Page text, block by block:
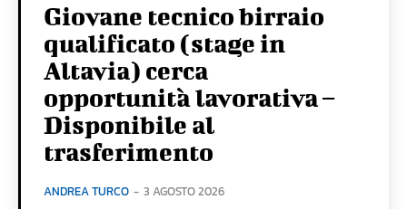
Giovane tecnico birraio
qualificato (stage in
Altavia) cerca
opportunità lavorativa –
Disponibile al
trasferimento
ANDREA TURCO - 3 AGOSTO 2026